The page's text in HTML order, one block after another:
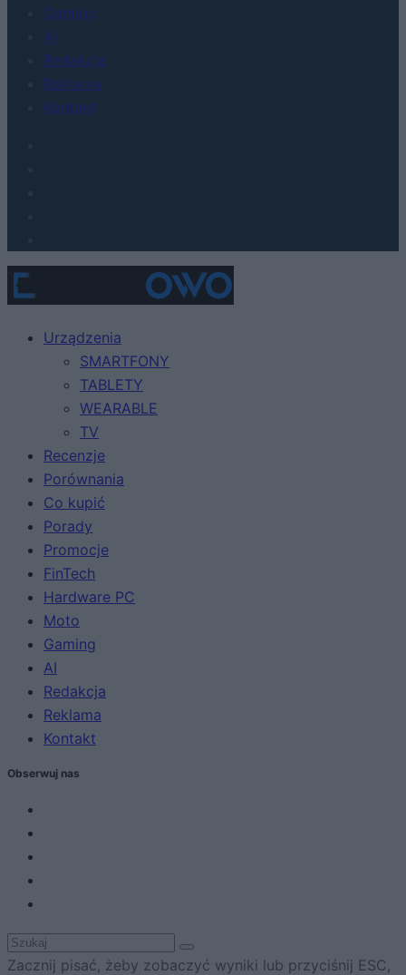
Gaming
AI
Redakcja
Reklama
Kontakt
Urządzenia
SMARTFONY
TABLETY
WEARABLE
TV
Recenzje
Porównania
Co kupić
Porady
Promocje
FinTech
Hardware PC
Moto
Gaming
AI
Redakcja
Reklama
Kontakt
Obserwuj nas
Zacznij pisać, żeby zobaczyć wyniki lub przyciśnij ESC,